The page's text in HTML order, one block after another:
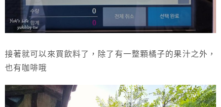
接著就可以來買飲料了，除了有一整顆橘子的果汁之外，
也有咖啡哦